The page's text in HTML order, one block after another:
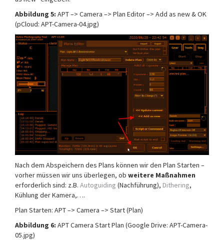
Abbildung 5: APT –> Camera –> Plan Editor –> Add as new & OK
(pCloud: APT-Camera-04.jpg)
Nach dem Abspeichern des Plans können wir den Plan Starten –
vorher müssen wir uns überlegen, ob weitere Maßnahmen
erforderlich sind: z.B. Autoguiding (Nachführung), Dithering,
Kühlung der Kamera,….
Plan Starten: APT –> Camera –> Start (Plan)
Abbildung 6: APT Camera Start Plan (Google Drive: APT-Camera-
05.jpg)